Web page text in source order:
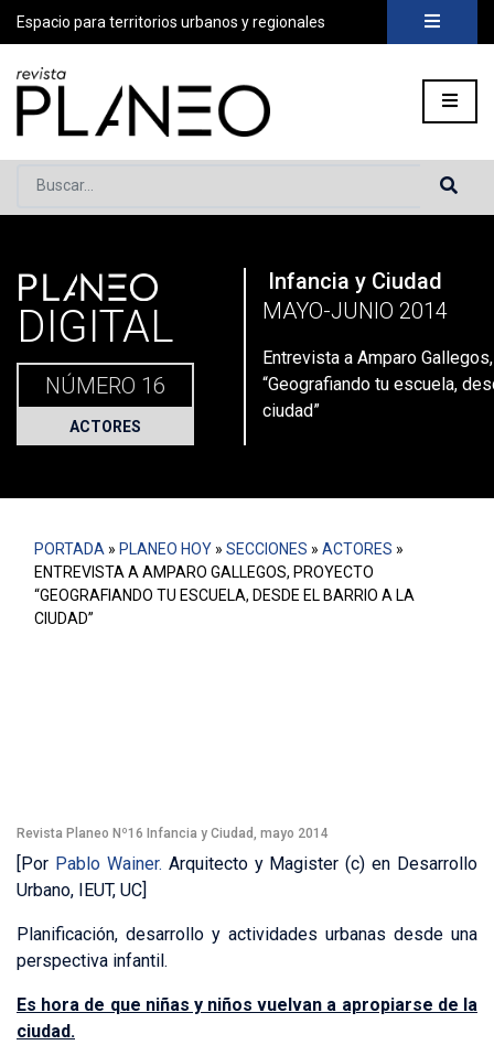
Espacio para territorios urbanos y regionales
Buscar...
Portada» Planeo Hoy Secciones»Actores»Entrevista a
PLANEO
DIGITAL
NÚMERO 16
ACTORES
Infancia y Ciudad
MAYO-JUNIO 2014
Entrevista a Amparo
“Geografiando tu escuela,
ciudad”
PORTADA » PLANEO HOY » SECCIONES » ACTORES »
ENTREVISTA A AMPARO GALLEGOS, PROYECTO
“GEOGRAFIANDO TU ESCUELA, DESDE EL BARRIO A LA
CIUDAD”
Revista Planeo Nº16 Infancia y Ciudad, mayo 2014
[Por Pablo Wainer. Arquitecto y Magister (c) en Desarrollo
Urbano, IEUT, UC]
Planificación, desarrollo y actividades urbanas desde una
perspectiva infantil.
Es hora de que niñas y niños vuelvan a apropiarse de la
ciudad.